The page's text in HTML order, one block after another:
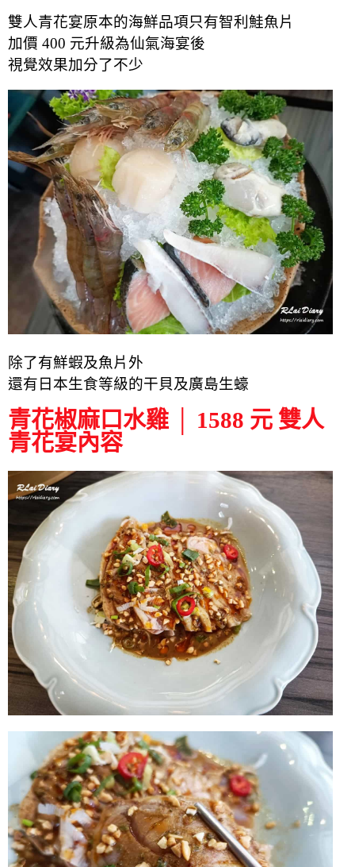
雙人青花宴原本的海鮮品項只有智利鮭魚片
加價 400 元升級為仙氣海宴後
視覺效果加分了不少
除了有鮮蝦及魚片外
還有日本生食等級的干貝及廣島生蠔
青花椒麻口水雞 │ 1588 元 雙人
青花宴內容